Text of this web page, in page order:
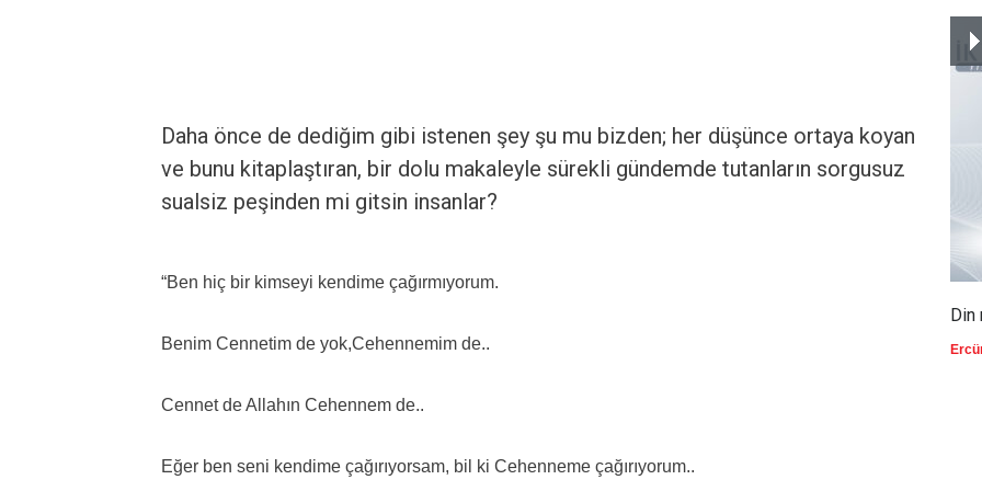
Daha önce de dediğim gibi istenen şey şu mu bizden; her düşünce ortaya koyan
ve bunu kitaplaştıran, bir dolu makaleyle sürekli gündemde tutanların sorgusuz
sualsiz peşinden mi gitsin insanlar?
“Ben hiç bir kimseyi kendime çağırmıyorum.
Benim Cennetim de yok,Cehennemim de..
Cennet de Allahın Cehennem de..
Eğer ben seni kendime çağırıyorsam, bil ki Cehenneme çağırıyorum..
Din